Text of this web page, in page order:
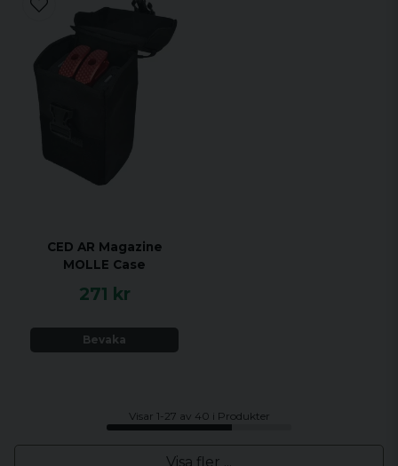
CED AR Magazine
MOLLE Case
271 kr
Bevaka
Visar 1-27 av 40 i Produkter
Visa fler ...